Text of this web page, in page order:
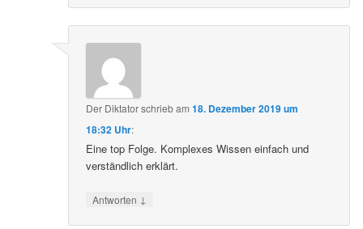
Der Diktatorschriebam18. Dezember 2019 um
18:32 Uhr:
Eine top Folge. Komplexes Wissen einfach und
verständlich erklärt.
Antworten ↓